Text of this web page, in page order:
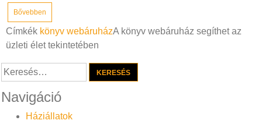
Bővebben
Címkék könyv webáruházA könyv webáruház segíthet az
üzleti élet tekintetében
Keresés:
Navigáció
Háziállatok